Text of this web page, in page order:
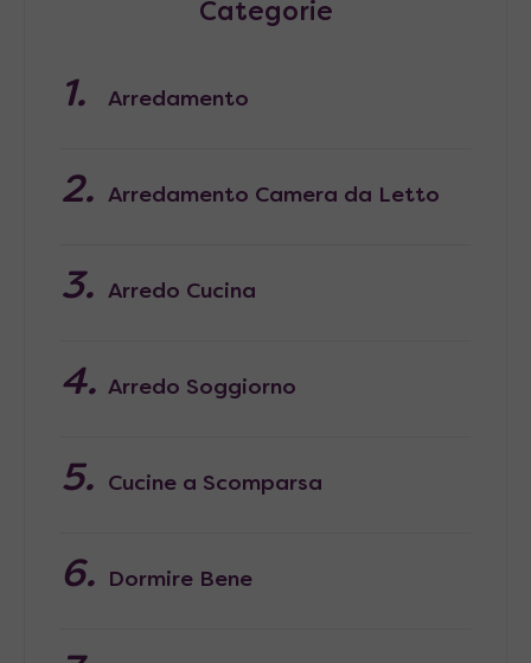
Categorie
Arredamento
Arredamento Camera da Letto
Arredo Cucina
Arredo Soggiorno
Cucine a Scomparsa
Dormire Bene